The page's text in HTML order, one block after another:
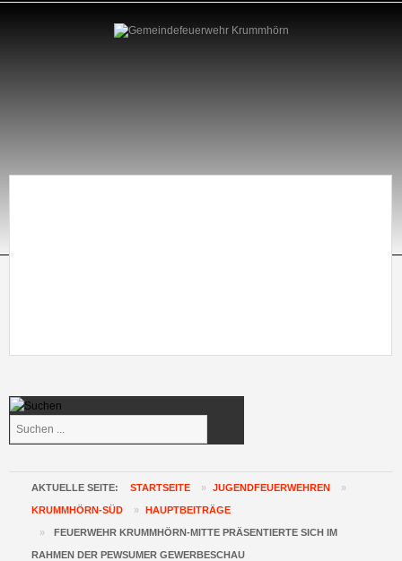
AKTUELLE SEITE: STARTSEITE » JUGENDFEUERWEHREN »
KRUMMHÖRN-SÜD » HAUPTBEITRÄGE
» FEUERWEHR KRUMMHÖRN-MITTE PRÄSENTIERTE SICH IM
RAHMEN DER PEWSUMER GEWERBESCHAU